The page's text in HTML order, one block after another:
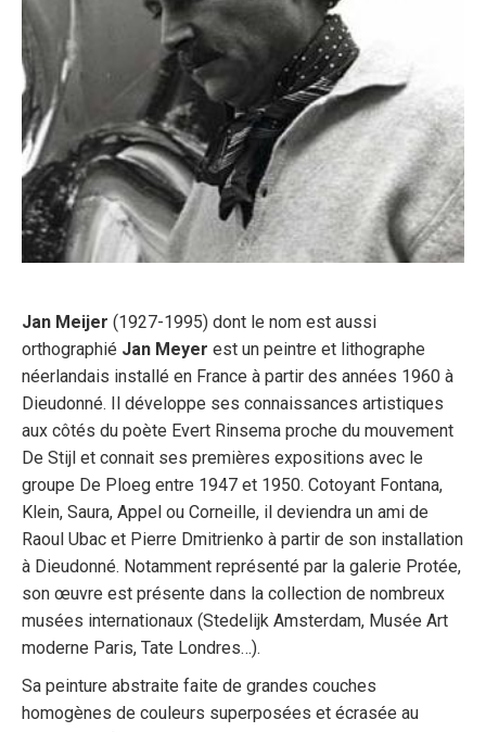
Jan Meijer (1927-1995) dont le nom est aussi
orthographié Jan Meyer est un peintre et lithographe
néerlandais installé en France à partir des années 1960 à
Dieudonné. Il développe ses connaissances artistiques
aux côtés du poète Evert Rinsema proche du mouvement
De Stijl et connait ses premières expositions avec le
groupe De Ploeg entre 1947 et 1950. Cotoyant Fontana,
Klein, Saura, Appel ou Corneille, il deviendra un ami de
Raoul Ubac et Pierre Dmitrienko à partir de son installation
à Dieudonné. Notamment représenté par la galerie Protée,
son œuvre est présente dans la collection de nombreux
musées internationaux (Stedelijk Amsterdam, Musée Art
moderne Paris, Tate Londres…).
Sa peinture abstraite faite de grandes couches
homogènes de couleurs superposées et écrasée au